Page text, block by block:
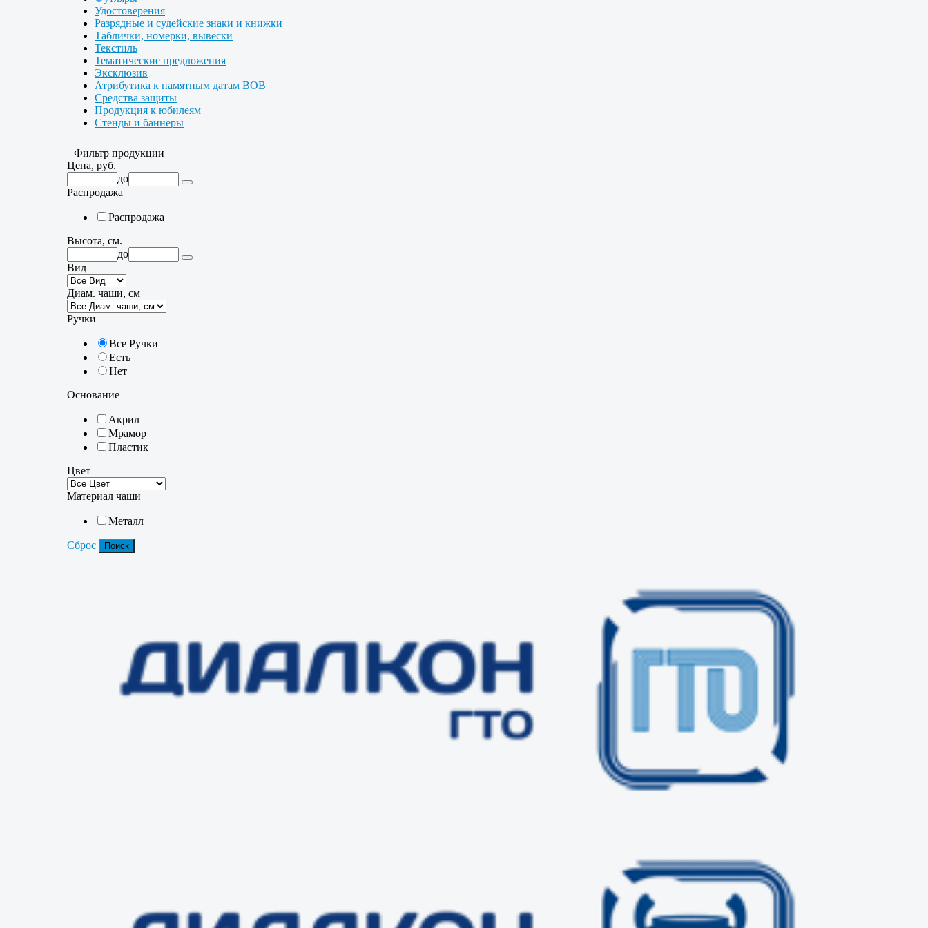
Удостоверения
Разрядные и судейские знаки и книжки
Таблички, номерки, вывески
Текстиль
Тематические предложения
Эксклюзив
Атрибутика к памятным датам ВОВ
Средства защиты
Продукция к юбилеям
Стенды и баннеры
Фильтр продукции
Цена, руб.
до
Распродажа
Распродажа
Высота, см.
до
Вид
Диам. чаши, см
Ручки
Все Ручки
Есть
Нет
Основание
Акрил
Мрамор
Пластик
Цвет
Материал чаши
Металл
Сброс